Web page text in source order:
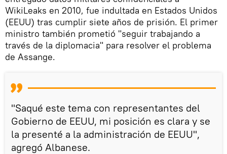
WikiLeaks en 2010, fue indultada en Estados Unidos
(EEUU) tras cumplir siete años de prisión. El primer
ministro también prometió "seguir trabajando a
través de la diplomacia" para resolver el problema
de Assange.
"Saqué este tema con representantes del
Gobierno de EEUU, mi posición es clara y se
la presenté a la administración de EEUU",
agregó Albanese.